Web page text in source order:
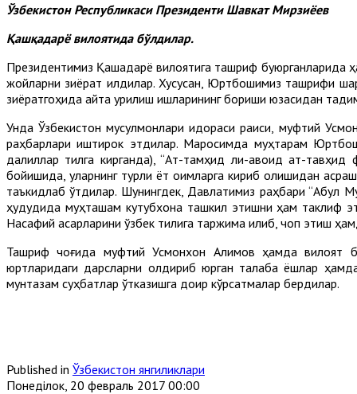
Ўзбекистон Республикаси Президенти Шавкат Мирзиёев
Қашқадарё вилоятида бўлдилар.
Президентимиз Қашқадарё вилоятига ташриф буюрганларида
жойларни зиёрат қилдилар. Хусусан, Юртбошимиз ташрифи
зиёратгоҳида қайта қурилиш ишларининг бориши юзасидан
Унда Ўзбекистон мусулмонлари идораси раиси, муфтий
раҳбарлари иштирок этдилар. Маросимда муҳтарам
далиллар тилга кирганда), “Ат-тамҳид ли-қавоид ат-
бойишида, уларнинг турли ёт оқимларга кириб қолишидан
таъкидлаб ўтдилар. Шунингдек, Давлатимиз раҳбари “Абул
ҳудудида муҳташам кутубхона ташкил этишни ҳам таклиф
Насафий асарларини ўзбек тилига таржима қилиб, чоп этиш
Ташриф чоғида муфтий Усмонхон Алимов ҳамда вилоят
юртларидаги дарсларни қолдириб юрган талаба ёшлар
мунтазам суҳбатлар ўтказишга доир кўрсатмалар бердилар.
Published in Ўзбекистон янгиликлари
Понеділок, 20 февраль 2017 00:00